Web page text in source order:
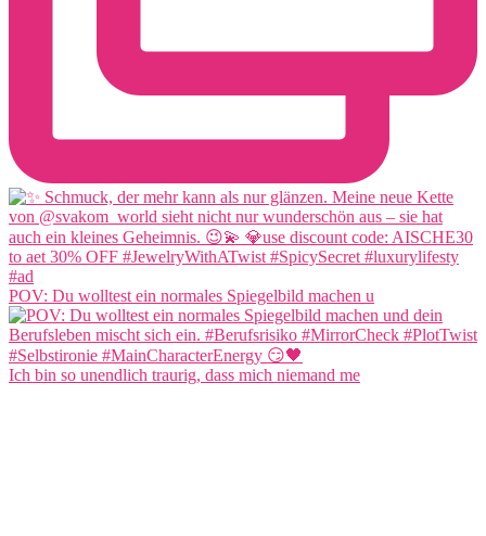
POV: Du wolltest ein normales Spiegelbild machen u
Ich bin so unendlich traurig, dass mich niemand me